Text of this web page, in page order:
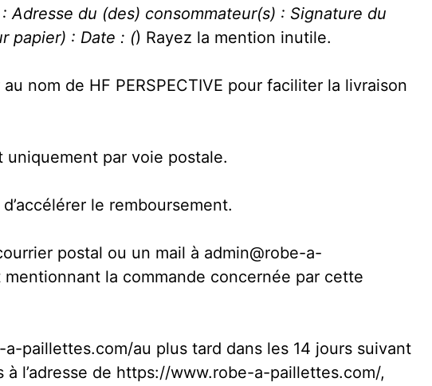
Adresse du (des) consommateur(s) : Signature du
papier) : Date : () Rayez la mention inutile.
nom de HF PERSPECTIVE pour faciliter la livraison
par voie postale.
le remboursement.
postal ou un mail à admin@robe-a-
la commande concernée par cette
paillettes.com/au plus tard dans les 14 jours suivant
l’adresse de https://www.robe-a-paillettes.com/,